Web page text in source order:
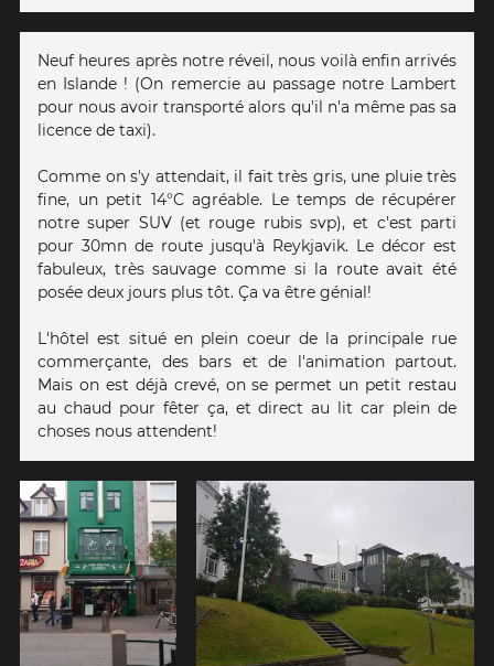
Neuf heures après notre réveil, nous voilà enfin arrivés
en Islande ! (On remercie au passage notre Lambert
pour nous avoir transporté alors qu'il n'a même pas sa
licence de taxi).
Comme on s'y attendait, il fait très gris, une pluie très
fine, un petit 14°C agréable. Le temps de récupérer
notre super SUV (et rouge rubis svp), et c'est parti
pour 30mn de route jusqu'à Reykjavik. Le décor est
fabuleux, très sauvage comme si la route avait été
posée deux jours plus tôt. Ça va être génial!
L'hôtel est situé en plein coeur de la principale rue
commerçante, des bars et de l'animation partout.
Mais on est déjà crevé, on se permet un petit restau
au chaud pour fêter ça, et direct au lit car plein de
choses nous attendent!